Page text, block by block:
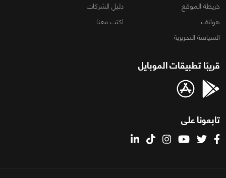
خريطة الموقع
دليل الشركات
هواتف
اكتب معنا
السياسة التحريرية
قريبًا تطبيقات الموبايل
تابعونا على